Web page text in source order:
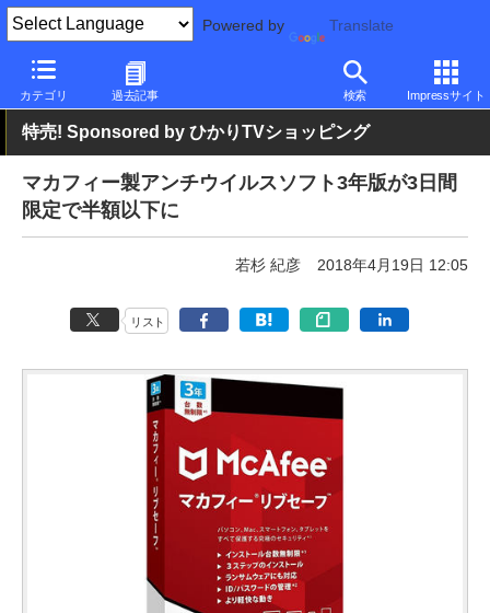
Powered by Translate
カテゴリ 過去記事 検索 Impressサイト
PC Watch ソフトウェア/アプリ セキュリティソフト その他
特売! Sponsored by ひかりTVショッピング
マカフィー製アンチウイルスソフト3年版が3日間
限定で半額以下に
若杉 紀彦 2018年4月19日 12:05
リスト